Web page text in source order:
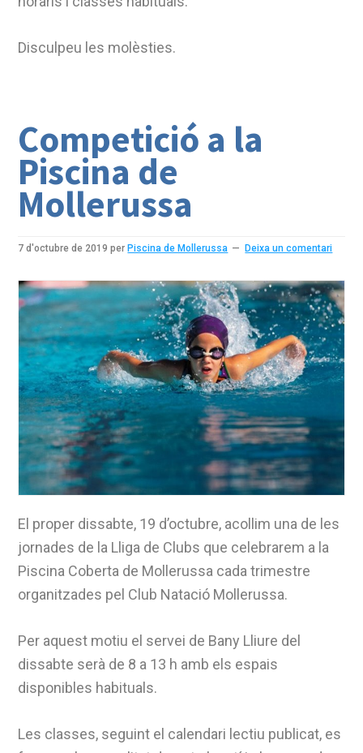
Disculpeu les molèsties.
Competició a la
Piscina de
Mollerussa
7 d'octubre de 2019 perPiscina de Mollerussa Deixa un comentari
El proper dissabte, 19 d’octubre, acollim una de les
jornades de la Lliga de Clubs que celebrarem a la
Piscina Coberta de Mollerussa cada trimestre
organitzades pel Club Natació Mollerussa.
Per aquest motiu el servei de Bany Lliure del
dissabte serà de 8 a 13 h amb els espais
disponibles habituals.
Les classes, seguint el calendari lectiu publicat, es